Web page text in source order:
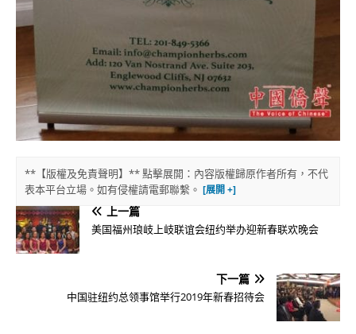
**【版權及免責聲明】** 點擊展開：內容版權歸原作者所有，不代
表本平台立場。如有侵權請電郵聯繫。
上一篇
美国福州琅岐上岐联谊会纽约举办迎新春联欢晚会
下一篇
中国驻纽约总领事馆举行2019年新春招待会